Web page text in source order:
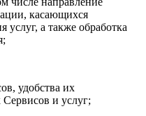
касающихся
услуг, а также обработка
удобства их
Сервисов и услуг;